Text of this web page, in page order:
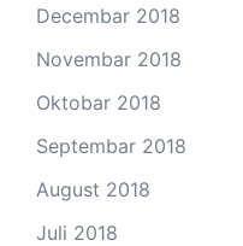
Decembar 2018
Novembar 2018
Oktobar 2018
Septembar 2018
August 2018
Juli 2018